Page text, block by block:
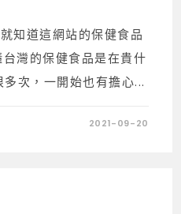
知道這網站的保健食品
灣的保健食品是在貴什
次，一開始也有擔心...
2021-09-20